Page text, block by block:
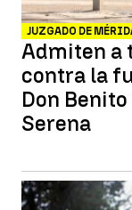
JUZGADO DE
Admiten a
contra la
Don
Serena